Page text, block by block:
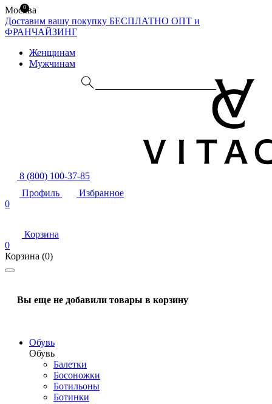
Москва
Доставим вашу покупку БЕСПЛАТНО ОПТ и
ФРАНЧАЙЗИНГ
Женщинам
Мужчинам
8 (800) 100-37-85
Профиль
Избранное
0
Корзина
0
Корзина (0)
Вы еще не добавили товары в корзину
Обувь
Обувь
Балетки
Босоножки
Ботильоны
Ботинки
0